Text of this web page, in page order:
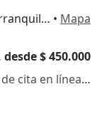
Cra. 18 #46B-45, Metropolitana, Barranquilla, Atlántico, Barranquilla • Mapa
desde $ 450.000
Este especialista no ofrece reserva de cita en línea en esta dirección.